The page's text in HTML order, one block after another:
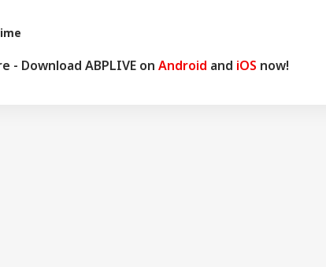
- Download ABPLIVE on Android and iOS now!